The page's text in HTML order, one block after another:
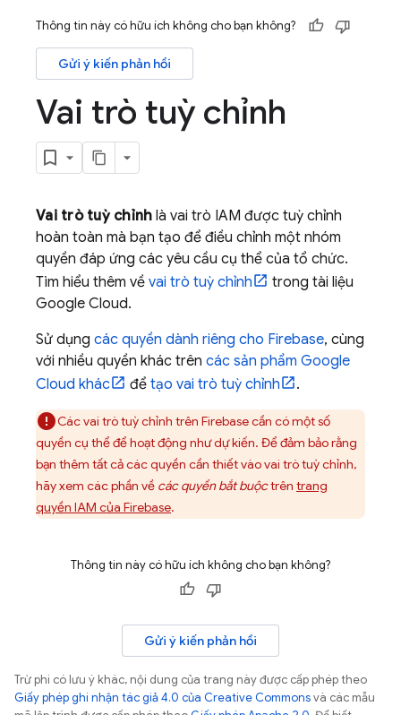
Thông tin này có hữu ích không cho bạn không?
Gửi ý kiến phản hồi
Vai trò tuỳ chỉnh
Vai trò tuỳ chỉnh là vai trò IAM được tuỳ chỉnh
hoàn toàn mà bạn tạo để điều chỉnh một nhóm
quyền đáp ứng các yêu cầu cụ thể của tổ chức.
Tìm hiểu thêm về vai trò tuỳ chỉnh
trong tài liệu
Google Cloud.
Sử dụng các quyền dành riêng cho Firebase, cùng
với nhiều quyền khác trên các sản phẩm Google
Cloud khác để tạo vai trò tuỳ chỉnh .
Các vai trò tuỳ chỉnh trên Firebase cần có một số
quyền cụ thể để hoạt động như dự kiến. Để đảm bảo rằng
bạn thêm tất cả các quyền cần thiết vào vai trò tuỳ chỉnh,
hãy xem các phần về các quyền bắt buộctrên trang
quyền IAM của Firebase.
Thông tin này có hữu ích không cho bạn không?
Gửi ý kiến phản hồi
Trừ phi có lưu ý khác, nội dung của trang này được cấp phép theo
Giấy phép ghi nhận tác giả 4.0 của Creative Commonsvà các mẫu